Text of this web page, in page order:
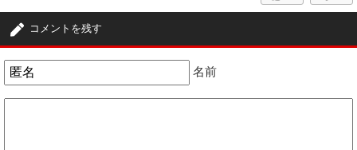
コメントを残す
名前